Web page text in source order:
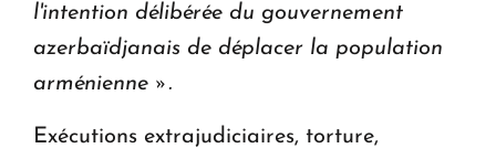
l'intention délibérée du gouvernement
azerbaïdjanais de déplacer la population
arménienne ».
Exécutions extrajudiciaires, torture,